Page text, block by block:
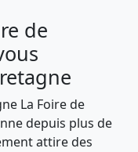
de
La Foire de
depuis plus de
attire des